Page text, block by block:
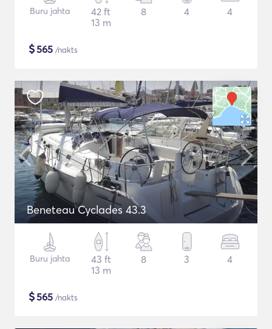
Buru jahta
42 ft
13 m
8 4 4
$565 /nakts
Beneteau Cyclades 43.3
Buru jahta
43 ft
13 m
8 3 4
$565 /nakts